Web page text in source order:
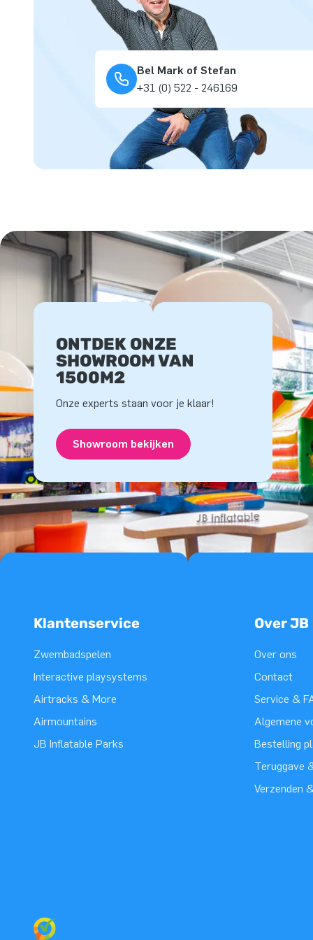
Bel Mark of Stefan
+31 (0) 522 - 246169
ONTDEK ONZE
SHOWROOM VAN
1500M2
Onze experts staan voor je klaar!
Showroom bekijken
Klantenservice
Zwembadspelen
Interactive playsystems
Airtracks & More
Airmountains
JB Inflatable Parks
Over JB
Over ons
Contact
Service &
Algemene
Bestelling
Teruggave
Verzenden